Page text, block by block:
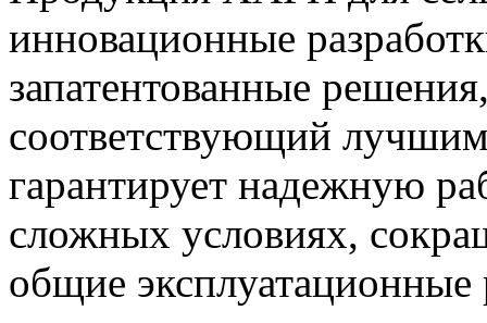
инновационные
запатентованные
соответствующий
гарантирует надежную
сложных условиях,
общие эксплуатационные